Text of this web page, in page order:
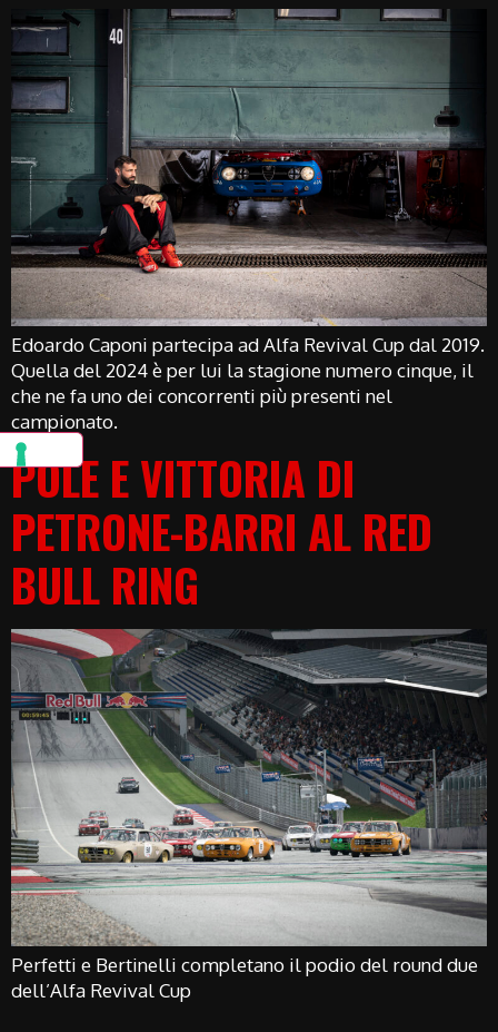
Edoardo Caponi partecipa ad Alfa Revival Cup dal 2019.
Quella del 2024 è per lui la stagione numero cinque, il
che ne fa uno dei concorrenti più presenti nel
campionato.
POLE E VITTORIA DI
PETRONE-BARRI AL RED
BULL RING
Perfetti e Bertinelli completano il podio del round due
dell’Alfa Revival Cup